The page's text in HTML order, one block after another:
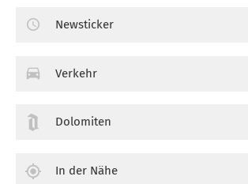
Newsticker
Verkehr
Dolomiten
In der Nähe